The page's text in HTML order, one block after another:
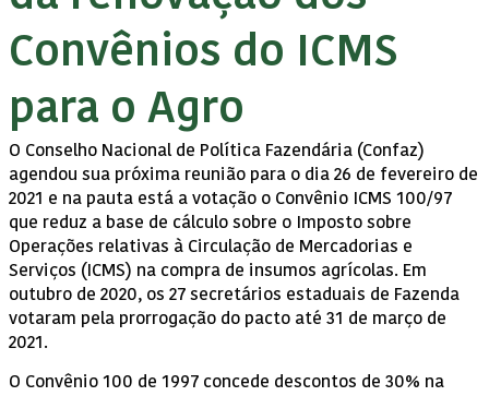
Convênios do ICMS
para o Agro
O Conselho Nacional de Política Fazendária (Confaz)
agendou sua próxima reunião para o dia 26 de fevereiro de
2021 e na pauta está a votação o Convênio ICMS 100/97
que reduz a base de cálculo sobre o Imposto sobre
Operações relativas à Circulação de Mercadorias e
Serviços (ICMS) na compra de insumos agrícolas. Em
outubro de 2020, os 27 secretários estaduais de Fazenda
votaram pela prorrogação do pacto até 31 de março de
2021.
O Convênio 100 de 1997 concede descontos de 30% na